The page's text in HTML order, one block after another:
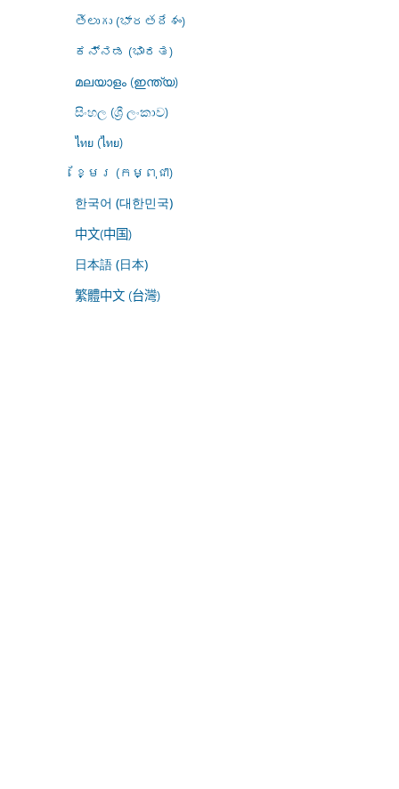
తెలుగు (భారతదేశం)
ಕನ್ನಡ (ಭಾರತ)
മലയാളം (ഇന്ത്യ)
සිංහල (ශ්‍රී ලංකාව)
ไทย (ไทย)
ខ្មែរ (កម្ពុជា)
한국어 (대한민국)
中文(中国)
日本語 (日本)
繁體中文 (台灣)